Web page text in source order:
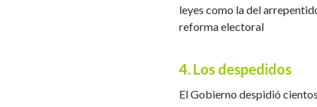
leyes como la del
reforma electoral
4. Los despedidos
El Gobierno despidió